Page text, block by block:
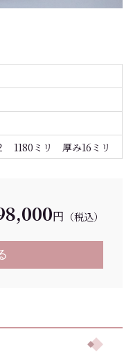
1180ミリ 厚み16ミリ
円 （税込）